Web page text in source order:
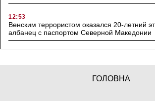
12:53
Венским террористом оказался 20-летний
албанец с паспортом Северной Македонии
ГОЛОВНА